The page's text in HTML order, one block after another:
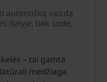
autentišką vaizdą
dalyje, tiek sode,
– tai gamta
medžiaga